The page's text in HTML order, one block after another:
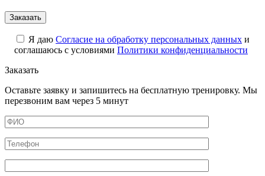
Я даю Cогласие на обработку персональных данных и
соглашаюсь с условиями Политики конфиденциальности
Заказать
Оставьте заявку и запишитесь на бесплатную тренировку. Мы
перезвоним вам через 5 минут